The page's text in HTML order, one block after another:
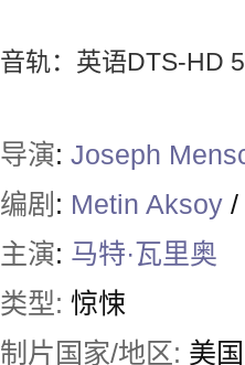
音轨：英语DTS-HD
导演: Joseph
编剧 : Metin Aksoy /
主演: 马特·瓦里奥
类型: 惊悚
制片国家/地区: 美国